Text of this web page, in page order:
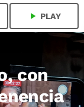
play_arrow PLAY
con